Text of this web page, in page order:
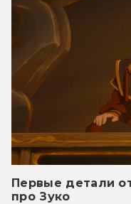
Первые детали
про Зуко